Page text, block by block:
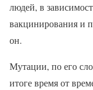
людей, в
вакцинирования и
он.
Мутации, по его
итоге время от